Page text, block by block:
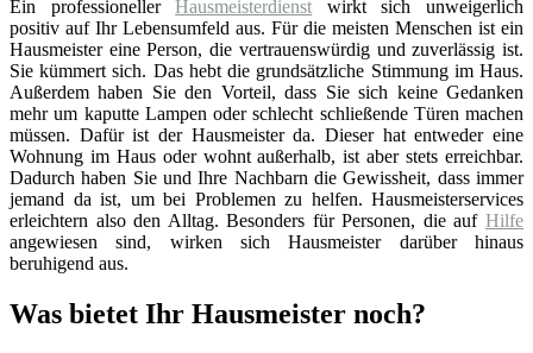
Ein professionellerHausmeisterdienst wirkt sich unweigerlich
positiv auf Ihr Lebensumfeld aus. Für die meisten Menschen ist ein
Hausmeister eine Person, die vertrauenswürdig und zuverlässig ist.
Sie kümmert sich. Das hebt die grundsätzliche Stimmung im Haus.
Außerdem haben Sie den Vorteil, dass Sie sich keine Gedanken
mehr um kaputte Lampen oder schlecht schließende Türen machen
müssen. Dafür ist der Hausmeister da. Dieser hat entweder eine
Wohnung im Haus oder wohnt außerhalb, ist aber stets erreichbar.
Dadurch haben Sie und Ihre Nachbarn die Gewissheit, dass immer
jemand da ist, um bei Problemen zu helfen. Hausmeisterservices
erleichtern also den Alltag. Besonders für Personen, die auf Hilfe
angewiesen sind, wirken sich Hausmeister darüber hinaus
beruhigend aus.
Was bietet Ihr Hausmeister noch?